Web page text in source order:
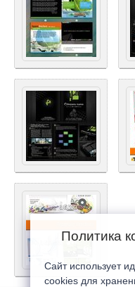
Политика
Сайт использует
cookies для